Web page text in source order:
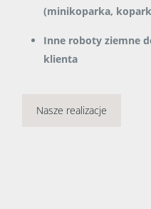
(minikoparka,
Inne roboty ziemne
klienta
Nasze realizacje